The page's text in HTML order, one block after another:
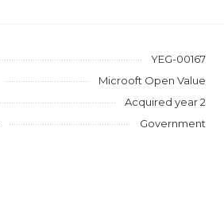
YEG-00167
Microoft Open Value
Acquired year 2
Government